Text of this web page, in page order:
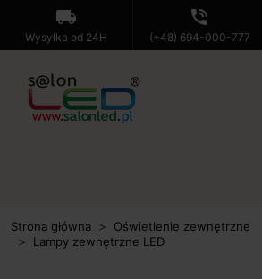
local_shipping
Wysyłka od 24H
phone_in_talk
(+48) 694-000-777
Strona główna
Oświetlenie zewnętrzne
Lampy zewnętrzne LED